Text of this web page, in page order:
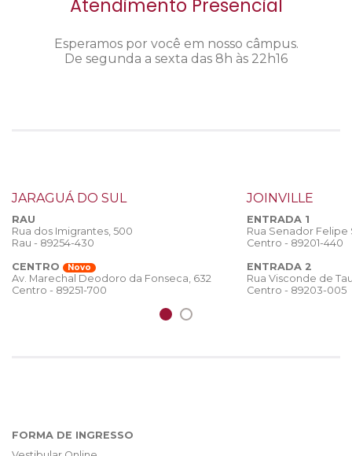
Atendimento Presencial
Esperamos por você em nosso câmpus.
De segunda a sexta das 8h às 22h16
JARAGUÁ DO SUL
RAU
Rua dos Imigrantes, 500
Rau - 89254-430
CENTRO
Novo
Av. Marechal Deodoro da Fonseca, 632
Centro - 89251-700
JOINVILLE
ENTRADA 1
Rua Senador
Centro - 89201-440
ENTRADA 2
Rua Visconde de
Centro - 89203-005
FORMA DE INGRESSO